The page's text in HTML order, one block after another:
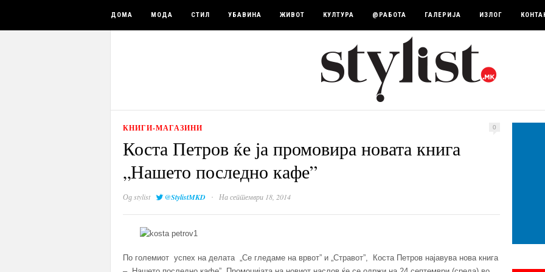
ДОМА МОДА СТИЛ УБАВИНА ЖИВОТ КУЛТУРА @РАБОТА ГАЛЕРИЈА ИЗЛОГ
КНИГИ-МАГАЗИНИ 0
Коста Петров ќе ја промовира новата книга
„Нашето последно кафе”
Одstylist @StylistMKD · На септември 18, 2014
По големиот успех на делата „Се гледаме на врвот” и „Стравот”, Коста Петров најавува нова книга